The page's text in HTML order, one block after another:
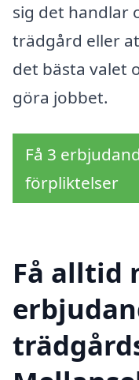
sig det handlar
trädgård eller
det bästa valet
göra jobbet.
Få 3
förpliktelser
Få alltid